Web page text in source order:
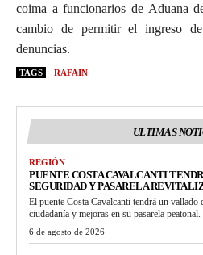
coima a funcionarios de Aduana
cambio de permitir el ingreso
denuncias.
TAGS RAFAIN
ULTIMAS
REGIÓN
PUENTE COSTA CAVALCANTI
SEGURIDAD Y PASARELA
El puente Costa Cavalcanti tendrá un vallado
ciudadanía y mejoras en su pasarela peatonal.
6 de agosto de 2026